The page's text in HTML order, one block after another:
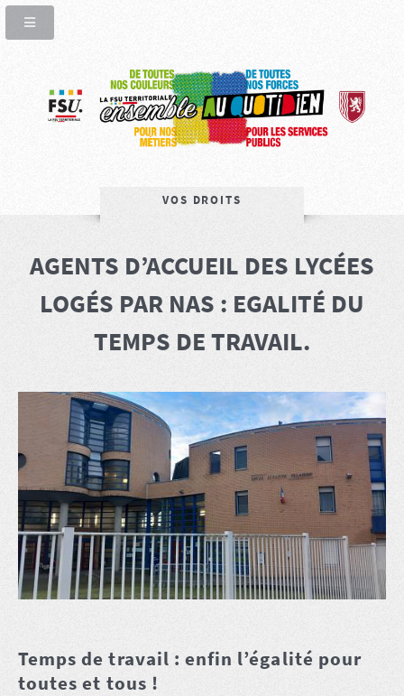
VOS DROITS
AGENTS D’ACCUEIL DES LYCÉES
LOGÉS PAR NAS : EGALITÉ DU
TEMPS DE TRAVAIL.
Temps de travail : enfin l’égalité pour
toutes et tous !